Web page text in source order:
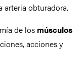
arteria obturadora.
de los músculos
acciones y